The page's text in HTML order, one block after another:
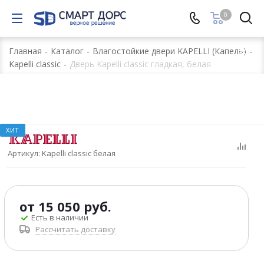
0
Главная - Каталог - Влагостойкие двери KAPELLI (Капель) -
Kapelli classic - Дверь Kapelli classic гладкая, белая
ХИТ
Артикул: Kapelli classic белая
от 15 050 руб.
Есть в наличии
Рассчитать доставку